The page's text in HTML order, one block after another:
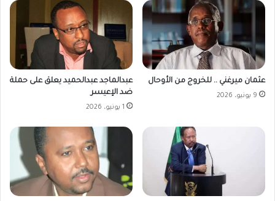
عثمان ميرغني .. للخروج من الأوحال
9 يونيو، 2026
عبدالماجد عبدالحميد يعلق على حملة
ضد الإعيسر
1 يونيو، 2026